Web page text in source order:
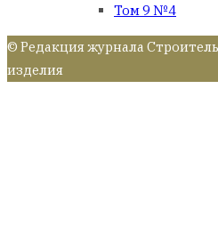
Том 9 №4
© Редакция журнала
изделия